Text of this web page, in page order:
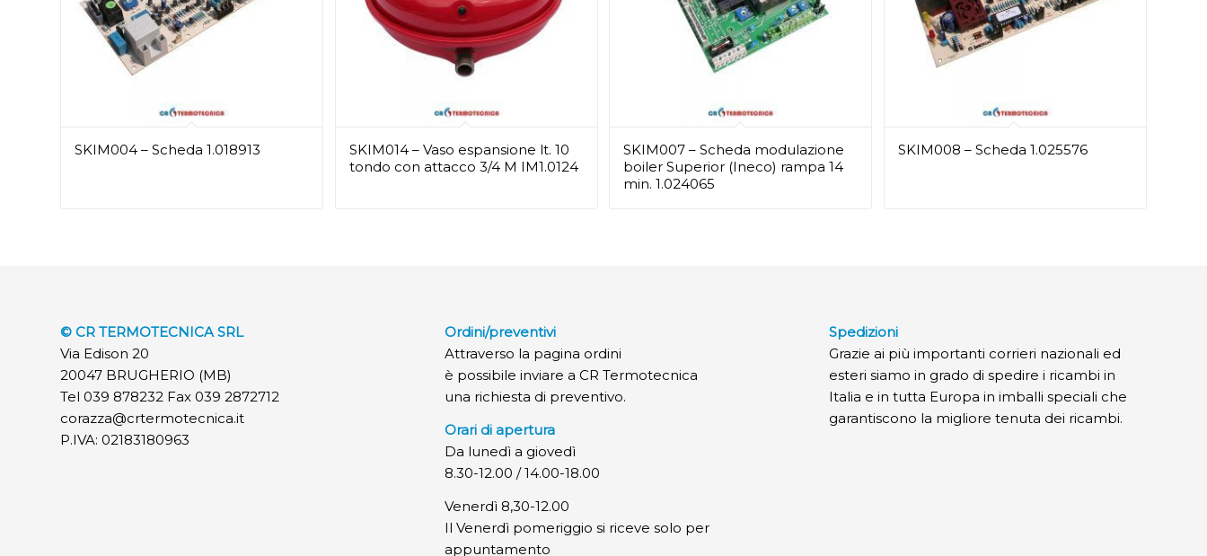
SKIM004 – Scheda 1.018913
SKIM014 – Vaso espansione lt. 10
tondo con attacco 3/4 M IM1.0124
SKIM007 – Scheda modulazione
boiler Superior (Ineco) rampa 14
min. 1.024065
SKIM008 – Scheda 1.025576
© CR TERMOTECNICA SRL
Via Edison 20
20047 BRUGHERIO (MB)
Tel 039 878232 Fax 039 2872712
corazza@crtermotecnica.it
P.IVA: 02183180963
Ordini/preventivi
Attraverso la pagina ordini
è possibile inviare a CR Termotecnica
una richiesta di preventivo.
Orari di apertura
Da lunedì a giovedì
8.30-12.00 / 14.00-18.00
Venerdì 8,30-12.00
Il Venerdì pomeriggio si riceve solo per
appuntamento
Spedizioni
Grazie ai più importanti corrieri nazionali ed
esteri siamo in grado di spedire i ricambi in
Italia e in tutta Europa in imballi speciali che
garantiscono la migliore tenuta dei ricambi.